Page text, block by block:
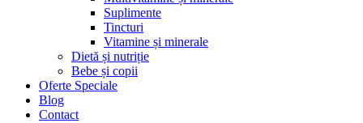
Suplimente
Tincturi
Vitamine și minerale
Dietă și nutriție
Bebe și copii
Oferte Speciale
Blog
Contact